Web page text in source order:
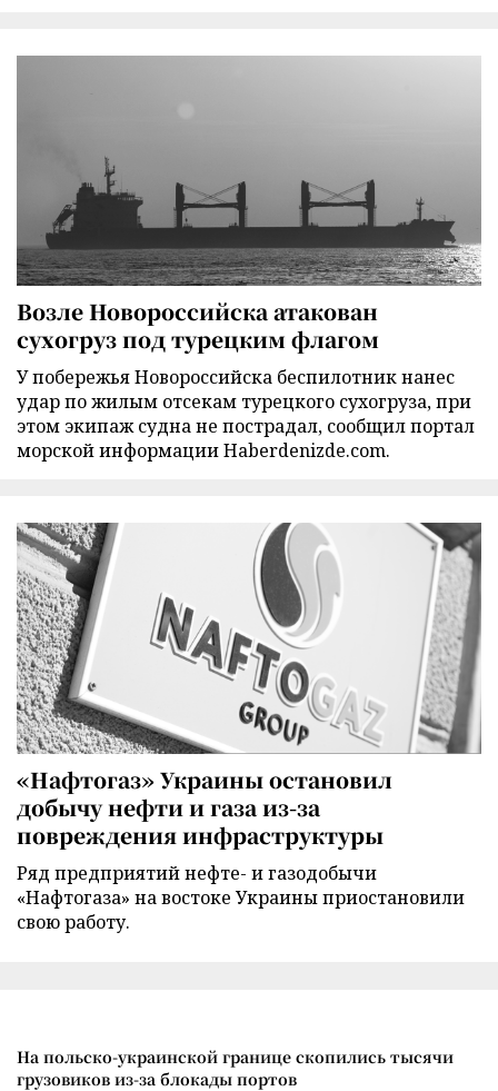
Возле Новороссийска атакован
сухогруз под турецким флагом
У побережья Новороссийска беспилотник нанес
удар по жилым отсекам турецкого сухогруза, при
этом экипаж судна не пострадал, сообщил портал
морской информации Haberdenizde.com.
«Нафтогаз» Украины остановил
добычу нефти и газа из-за
повреждения инфраструктуры
Ряд предприятий нефте- и газодобычи
«Нафтогаза» на востоке Украины приостановили
свою работу.
На польско-украинской границе скопились тысячи
грузовиков из-за блокады портов